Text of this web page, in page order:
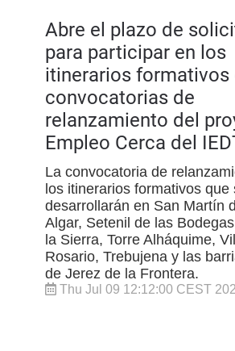
Abre el plazo de
para participar en los
itinerarios formativos
convocatorias de
relanzamiento del
Empleo Cerca del
La convocatoria de
los itinerarios formativos que
desarrollarán en San Martín
Algar, Setenil de las
la Sierra, Torre Alháquime,
Rosario, Trebujena y las
de Jerez de la Frontera.
Thu Jul 09 12:12:00 CEST